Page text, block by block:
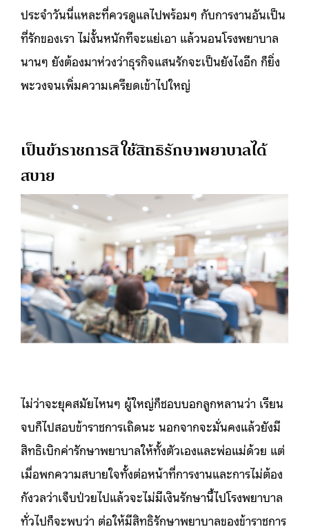
ประจำวันนี่แหละที่ควรดูแลไปพร้อมๆ กับการงานอันเป็น
ที่รักของเรา ไม่งั้นหนักทีจะแย่เอา แล้วนอนโรงพยาบาล
นานๆ ยังต้องมาห่วงว่าธุรกิจแสนรักจะเป็นยังไงอีก ก็ยิ่ง
พะวงจนเพิ่มความเครียดเข้าไปใหญ่
เป็นข้าราชการสิ ใช้สิทธิรักษาพยาบาลได้
สบาย
ไม่ว่าจะยุคสมัยไหนๆ ผู้ใหญ่ก็ชอบบอกลูกหลานว่า เรียน
จบก็ไปสอบข้าราชการเถิดนะ นอกจากจะมั่นคงแล้วยังมี
สิทธิเบิกค่ารักษาพยาบาลให้ทั้งตัวเองและพ่อแม่ด้วย แต่
เมื่อพกความสบายใจทั้งต่อหน้าที่การงานและการไม่ต้อง
กังวลว่าเจ็บป่วยไปแล้วจะไม่มีเงินรักษานี้ไปโรงพยาบาล
ทั่วไปก็จะพบว่า ต่อให้มีสิทธิรักษาพยาบาลของข้าราชการ